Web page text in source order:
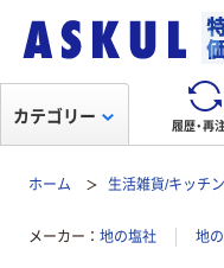
履歴・再
カテゴリー
ホーム 生活雑貨/キッチ
メーカー 地の塩社 地